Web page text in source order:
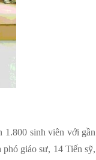
1.800 sinh viên với gần
giáo sư, 14 Tiến sỹ,